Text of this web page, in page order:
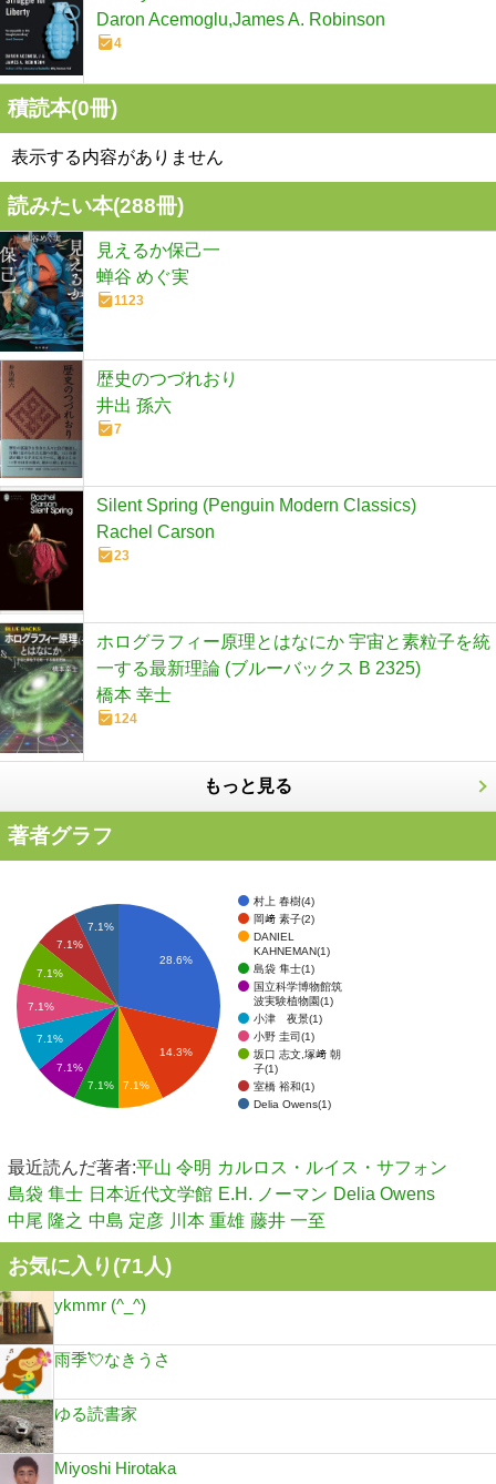
Daron Acemoglu,James A. Robinson
4
積読本(0冊)
表示する内容がありません
読みたい本(288冊)
見えるか保己一
蝉谷 めぐ実
1123
歴史のつづれおり
井出 孫六
7
Silent Spring (Penguin Modern Classics)
Rachel Carson
23
ホログラフィー原理とはなにか 宇宙と素粒子を統
一する最新理論 (ブルーバックス B 2325)
橋本 幸士
124
もっと見る
著者グラフ
村上 春樹(4)
岡﨑 素子(2)
DANIEL
KAHNEMAN(1)
島袋 隼士(1)
国立科学博物館筑
波実験植物園(1)
小津 夜景(1)
小野 圭司(1)
坂口 志文,塚﨑 朝
子(1)
室橋 裕和(1)
Delia Owens(1)
28.6%
14.3%
7.1%
7.1%
7.1%
7.1%
7.1%
7.1%
7.1%
7.1%
最近読んだ著者:平山 令明 カルロス・ルイス・サフォン
島袋 隼士 日本近代文学館 E.H. ノーマン Delia Owens
中尾 隆之 中島 定彦 川本 重雄 藤井 一至
お気に入り(71人)
ykmmr (^_^)
雨季💘なきうさ
ゆる読書家
Miyoshi Hirotaka